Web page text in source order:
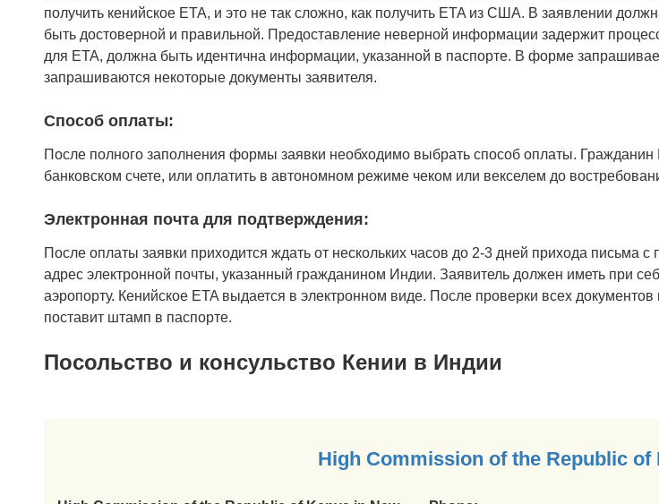
получить кенийское ETA, и это не так сложно, как получить ETA из США. В заявлении
быть достоверной и правильной. Предоставление неверной информации задержит
для ETA, должна быть идентична информации, указанной в паспорте. В форме
запрашиваются некоторые документы заявителя.
Способ оплаты:
После полного заполнения формы заявки необходимо выбрать способ оплаты.
банковском счете, или оплатить в автономном режиме чеком или векселем до
Электронная почта для подтверждения:
После оплаты заявки приходится ждать от нескольких часов до 2-3 дней прихода письма
адрес электронной почты, указанный гражданином Индии. Заявитель должен иметь при
аэропорту. Кенийское ETA выдается в электронном виде. После проверки всех
поставит штамп в паспорте.
Посольство и консульство Кении в Индии
High Commission of the Republic of